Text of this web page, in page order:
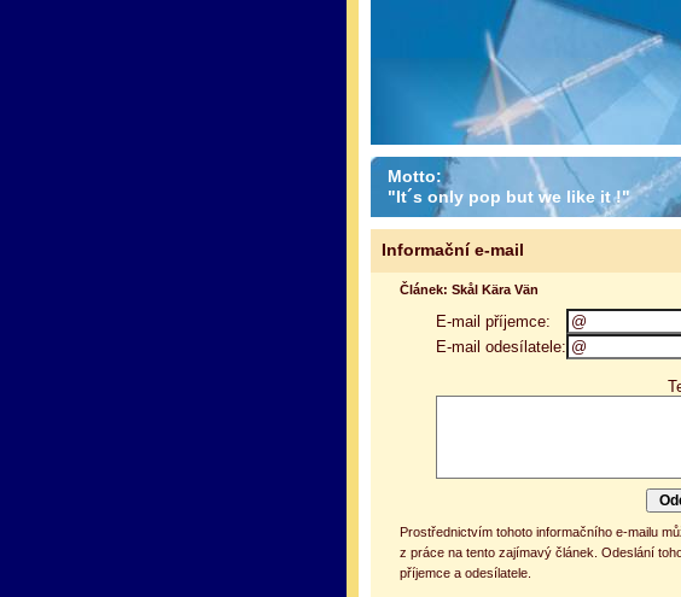
Motto:
"It´s only pop but we like it !"
Informační e-mail
Článek: Skål Kära Vän
E-mail příjemce:
E-mail odesílatele:
Prostřednictvím tohoto informačního e-mailu
z práce na tento zajímavý článek. Odeslání
příjemce a odesílatele.